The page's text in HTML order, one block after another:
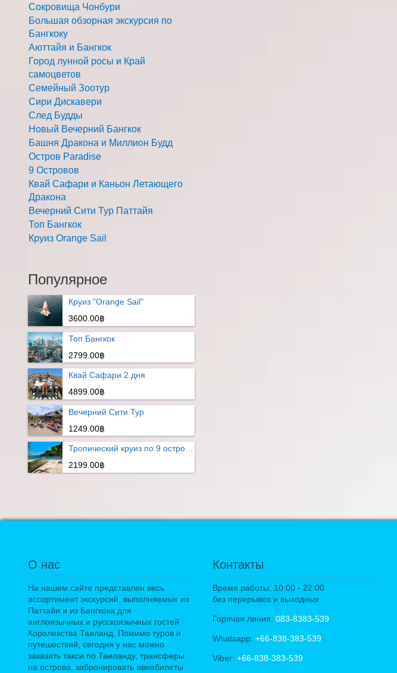
Сокровища Чонбури
Большая обзорная экскурсия по
Бангкоку
Аюттайя и Бангкок
Город лунной росы и Край
самоцветов
Семейный Зоотур
Сири Дискавери
След Будды
Новый Вечерний Бангкок
Башня Дракона и Миллион Будд
Остров Paradise
9 Островов
Квай Сафари и Каньон Летающего
Дракона
Вечерний Сити Тур Паттайя
Топ Бангкок
Круиз Orange Sail
Популярное
Круиз "Orange Sail"
3600.00฿
Топ Бангкок
2799.00฿
Квай Сафари 2 дня
4899.00฿
Вечерний Сити Тур
1249.00฿
2199.00฿
О нас
На нашем сайте представлен весь
ассортимент экскурсий, выполняемых из
Паттайи и из Бангкока для
англоязычных и русскоязычных гостей
Королевства Таиланд. Помимо туров и
путешествий, сегодня у нас можно
заказать такси по Таиланду, трансферы
на острова, забронировать авиабилеты
Контакты
Время работы: 10:00 - 22:00
без перерывов и выходных
Горячая линия: 083-8383-539
Whatsapp: +66-838-383-539
Viber: +66-838-383-539